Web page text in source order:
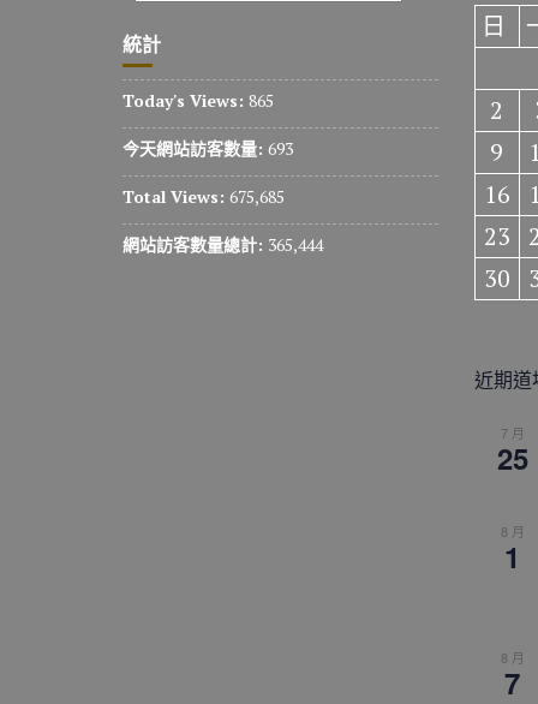
統計
Today's Views: 865
今天網站訪客數量: 693
Total Views: 675,685
網站訪客數量總計: 365,444
日
2
9
16
23
30
近期道
7 月
25
8 月
1
8 月
7